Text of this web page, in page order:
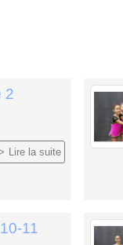
2
Lire la suite
11